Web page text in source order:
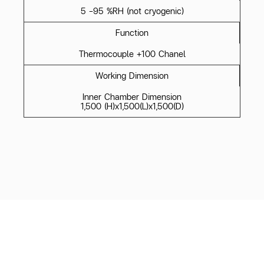
5 -95 %RH (not cryogenic)
Function
Thermocouple +100 Chanel
Working Dimension
Inner Chamber Dimension
1,500 (H)x1,500(L)x1,500(D)